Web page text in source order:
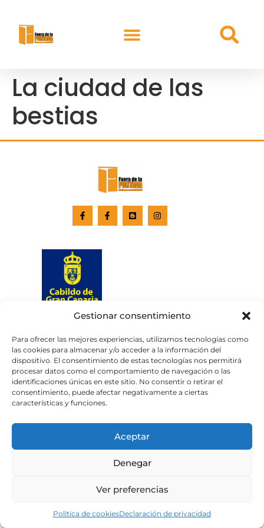
Gestionar consentimiento
Para ofrecer las mejores experiencias, utilizamos tecnologías como
las cookies para almacenar y/o acceder a la información del
dispositivo. El consentimiento de estas tecnologías nos permitirá
procesar datos como el comportamiento de navegación o las
identificaciones únicas en este sitio. No consentir o retirar el
consentimiento, puede afectar negativamente a ciertas
características y funciones.
Aceptar
Denegar
Ver preferencias
Política de cookiesDeclaración de privacidad
La ciudad de las
bestias
Aviso legalPolítica de privacidad
Política de cookies
Portal de transparencia